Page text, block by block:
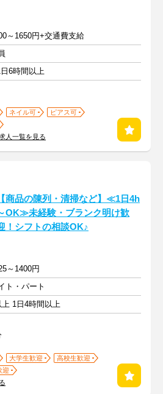
～1650円+交通費支給
6時間以上
ネイル可
ピアス可
人一覧を見る
【商品の陳列・清掃など】≪1日4h
OK≫未経験・ブランク明け歓
！シフトの相談OK♪
～1400円
ト・パート
1日4時間以上
大学生歓迎
高校生歓迎
迎